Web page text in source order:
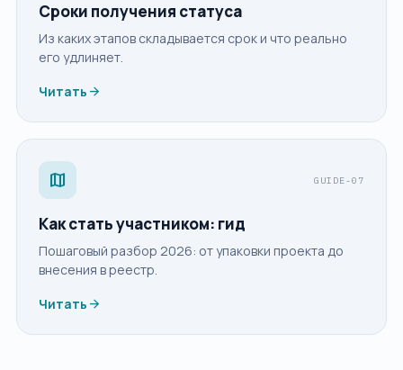
Сроки получения статуса
Из каких этапов складывается срок и что реально
его удлиняет.
Читать arrow_forward
map GUIDE-07
Как стать участником: гид
Пошаговый разбор 2026: от упаковки проекта до
внесения в реестр.
Читать arrow_forward